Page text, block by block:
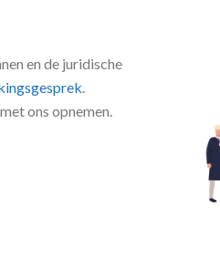
en de juridische
.
met ons opnemen.